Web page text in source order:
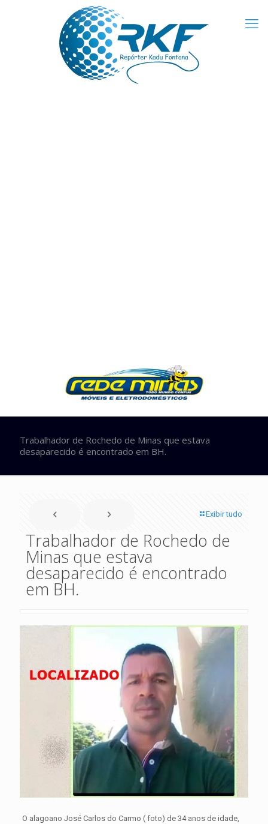
Trabalhador de Rochedo de Minas que estava
desaparecido é encontrado em BH.
Exibir tudo
Trabalhador de Rochedo de
Minas que estava
desaparecido é encontrado
em BH.
O alagoano José Carlos do Carmo ( foto) de 34 anos de idade,